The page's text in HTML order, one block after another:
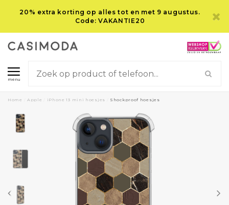
20% extra korting op alles tot en met 9 augustus.
Code: VAKANTIE20
menu
Home Apple iPhone 13 mini hoesjes Shockproof hoesjes